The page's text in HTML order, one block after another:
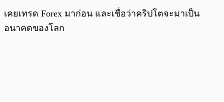
เคยเทรด Forex มาก่อน และเชื่อว่าคริปโตจะมาเป็น
อนาคตของโลก